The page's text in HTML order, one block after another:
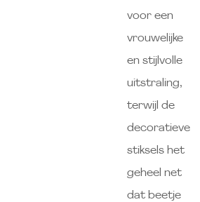
voor een
vrouwelijke
en stijlvolle
uitstraling,
terwijl de
decoratieve
stiksels het
geheel net
dat beetje